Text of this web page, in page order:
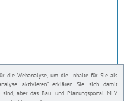
die Webanalyse, um die Inhalte für Sie als
aktivieren" erklären Sie sich damit
aber das Bau- und Planungsportal M-V